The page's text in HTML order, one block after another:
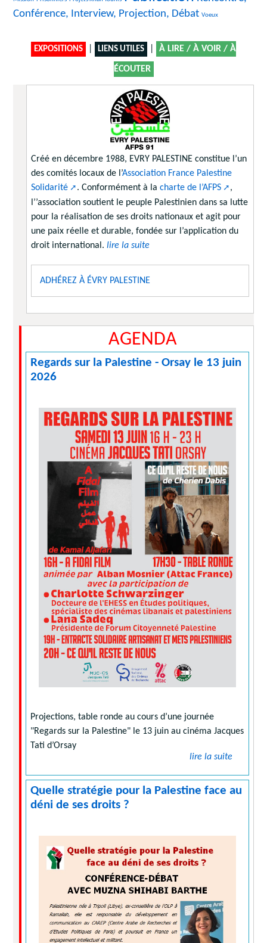
Conférence, Interview, Projection, Débat
11/1847 Voeux
EXPOSITIONS LIENS UTILES À LIRE / À VOIR / À
ÉCOUTER
Créé en décembre 1988, EVRY PALESTINE constitue l’un
des comités locaux de l’Association France Palestine
Solidarité
. Conformément à la charte de l’AFPS
,
l’’association soutient le peuple Palestinien dans sa lutte
pour la réalisation de ses droits nationaux et agit pour
une paix réelle et durable, fondée sur l’application du
droit international. lire la suite
ADHÉREZ À ÉVRY PALESTINE
AGENDA
Regards sur la Palestine - Orsay le 13 juin
2026
Projections, table ronde au cours d’une journée
"Regards sur la Palestine" le 13 juin au cinéma Jacques
Tati d’Orsay
lire la suite
Quelle stratégie pour la Palestine face au
déni de ses droits ?